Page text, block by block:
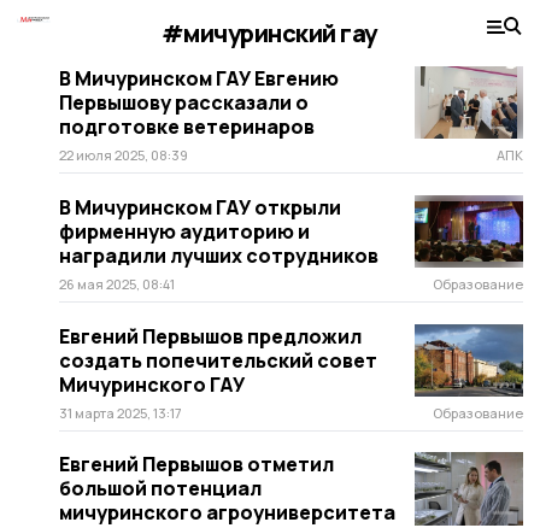
#мичуринский гау
В Мичуринском ГАУ Евгению
Первышову рассказали о
подготовке ветеринаров
22 июля 2025, 08:39 АПК
В Мичуринском ГАУ открыли
фирменную аудиторию и
наградили лучших сотрудников
26 мая 2025, 08:41 Образование
Евгений Первышов предложил
создать попечительский совет
Мичуринского ГАУ
31 марта 2025, 13:17 Образование
Евгений Первышов отметил
большой потенциал
мичуринского агроуниверситета